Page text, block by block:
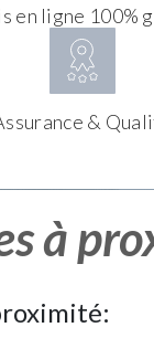
en ligne 100%
&
à